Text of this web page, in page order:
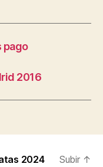
pago
2016
2024 Subir ↑